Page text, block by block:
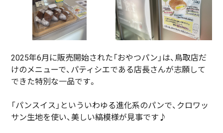
2025年6月に販売開始された「おやつパン」は、鳥取店だ
けのメニューで、パティシエである店長さんが志願して
できた特別な一品です。
「パンスイス」といういわゆる進化系のパンで、クロワッ
サン生地を使い、美しい縞模様が見事です♪